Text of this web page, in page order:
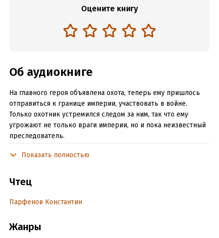
Оцените книгу
Об аудиокниге
На главного героя объявлена охота, теперь ему пришлось
отправиться к границе империи, участвовать в войне.
Только охотник устремился следом за ним, так что ему
угрожают не только враги империи, но и пока неизвестный
преследователь.
Дата написания:
Дата поступления:
Показать полностью
Чтец
Парфенов Константин
Жанры